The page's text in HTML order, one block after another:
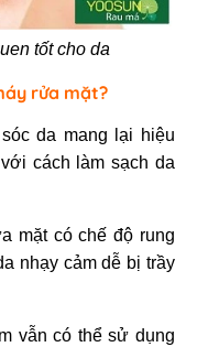
tốt cho da
rửa mặt?
da mang lại hiệu
cách làm sạch da
mặt có chế độ rung
nhạy cảm dễ bị trầy
vẫn có thể sử dụng